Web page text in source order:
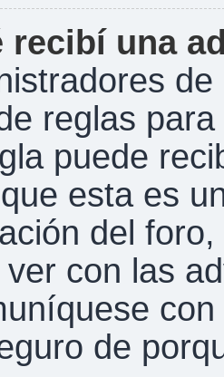
recibí una
reglas
puede
esta es
del
con las
de